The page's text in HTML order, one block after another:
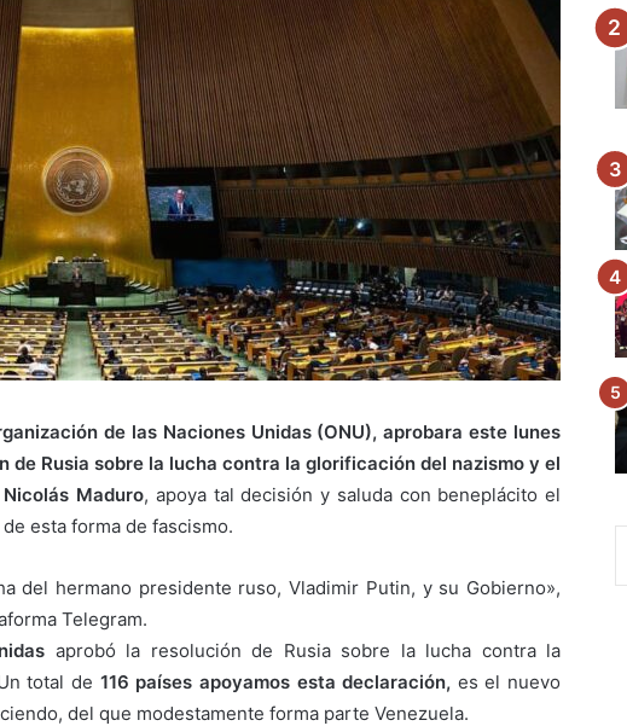
de las Naciones Unidas (ONU), aprobara este lunes
de Rusia sobre la lucha contra la glorificación del nazismo y el
Maduro, apoya tal decisión y saluda con beneplácito el
esta forma de fascismo.
del hermano presidente ruso, Vladimir Putin, y su Gobierno»,
Telegram.
aprobó la resolución de Rusia sobre la lucha contra la
total de 116 países apoyamos esta declaración, es el nuevo
del que modestamente forma parte Venezuela.